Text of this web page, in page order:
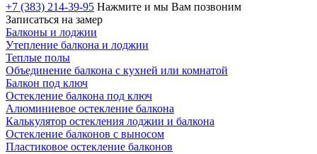
+7 (383) 214-39-95 Нажмите и мы Вам позвоним
Записаться на замер
Балконы и лоджии
Утепление балкона и лоджии
Теплые полы
Объединение балкона с кухней или комнатой
Балкон под ключ
Остекление балкона под ключ
Алюминиевое остекление балкона
Калькулятор остекления лоджии и балкона
Остекление балконов с выносом
Пластиковое остекление балконов